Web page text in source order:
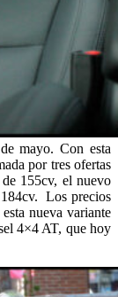
mayo. Con esta
por tres ofertas
155cv, el nuevo
Los precios
nueva variante
4×4 AT, que hoy